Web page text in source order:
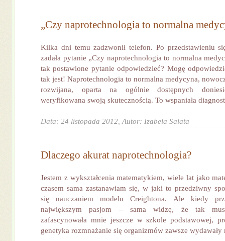
„Czy naprotechnologia to normalna
Kilka dni temu zadzwonił telefon. Po przedstawieniu
zadała pytanie „Czy naprotechnologia to normalna
tak postawione pytanie odpowiedzieć? Mogę
tak jest! Naprotechnologia to normalna medycyna,
rozwijana, oparta na ogólnie dostępnych
weryfikowana swoją skutecznością. To wspaniała
Data: 24 listopada 2012, Autor: Izabela Salata
Dlaczego akurat naprotechnologia?
Jestem z wykształcenia matematykiem, wiele lat jako
czasem sama zastanawiam się, w jaki to przedziwny
się nauczaniem modelu Creightona. Ale kiedy
największym pasjom – sama widzę, że tak
zafascynowała mnie jeszcze w szkole podstawowej,
genetyka rozmnażanie się organizmów zawsze wydawały